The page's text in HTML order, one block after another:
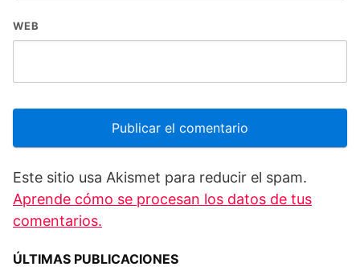
WEB
Este sitio usa Akismet para reducir el spam.
Aprende cómo se procesan los datos de tus
comentarios.
ÚLTIMAS PUBLICACIONES